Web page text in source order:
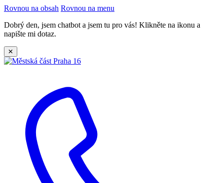
Rovnou na obsah Rovnou na menu
Dobrý den, jsem chatbot a jsem tu pro vás! Klikněte na ikonu a
napište mi dotaz.
✕